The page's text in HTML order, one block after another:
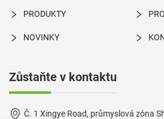
PRODUKTY
NOVINKY
Zůstaňte v kontaktu
Č. 1 Xingye Road, průmyslová zóna